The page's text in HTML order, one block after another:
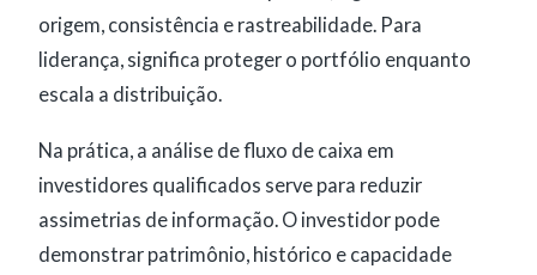
origem, consistência e rastreabilidade. Para
liderança, significa proteger o portfólio enquanto
escala a distribuição.
Na prática, a análise de fluxo de caixa em
investidores qualificados serve para reduzir
assimetrias de informação. O investidor pode
demonstrar patrimônio, histórico e capacidade